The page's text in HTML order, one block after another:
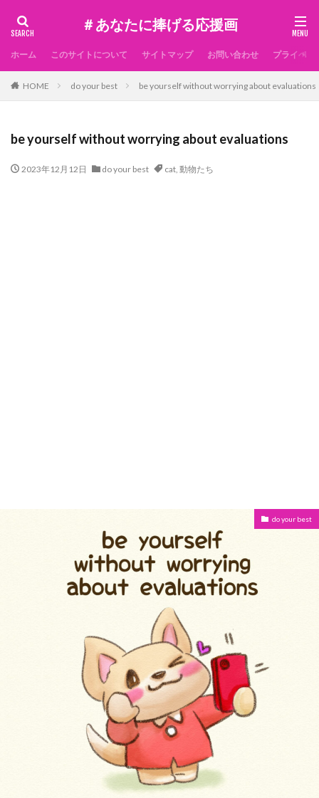
＃あなたに捧げる応援画
ホーム このサイトについて サイトマップ お問い合わせ プライベー
HOME do your best be yourself without worrying about evaluations
be yourself without worrying about evaluations
2023年12月12日 do your best cat, 動物たち
do your best